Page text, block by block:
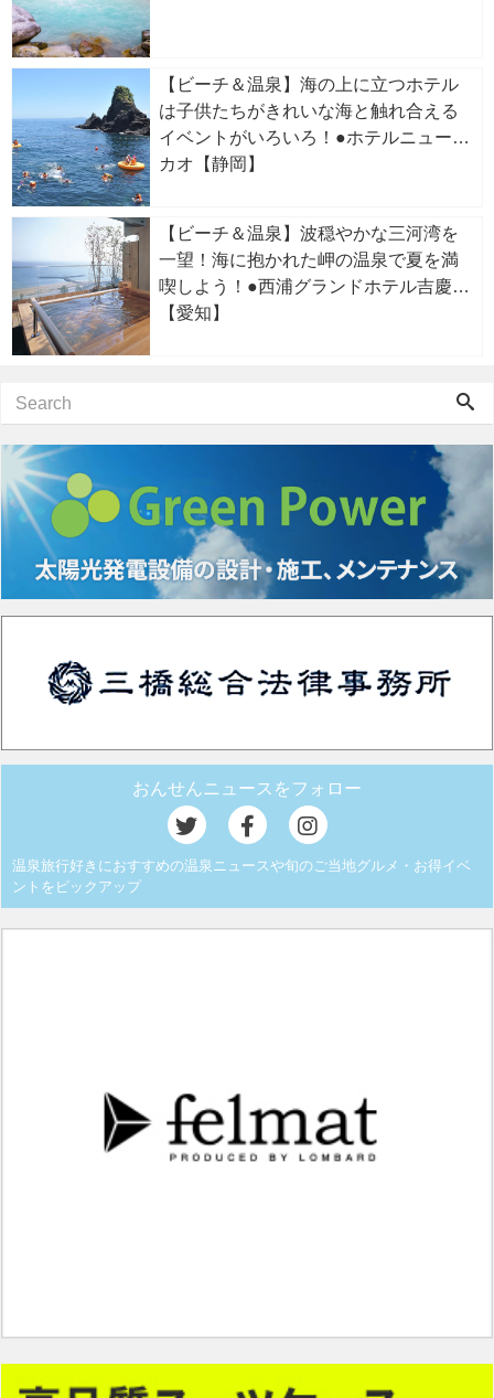
【ビーチ＆温泉】海の上に立つホテル
は子供たちがきれいな海と触れ合える
イベントがいろいろ！●ホテルニューア
カオ【静岡】
【ビーチ＆温泉】波穏やかな三河湾を
一望！海に抱かれた岬の温泉で夏を満
喫しよう！●西浦グランドホテル吉慶
【愛知】
おんせんニュースをフォロー
温泉旅行好きにおすすめの温泉ニュースや旬のご当地グルメ・お得イベ
ントをピックアップ